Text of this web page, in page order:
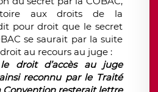
aux droits de la
pour droit que le secret
se saurait par la suite
au recours au juge :
droit d’accès au juge
reconnu par le Traité